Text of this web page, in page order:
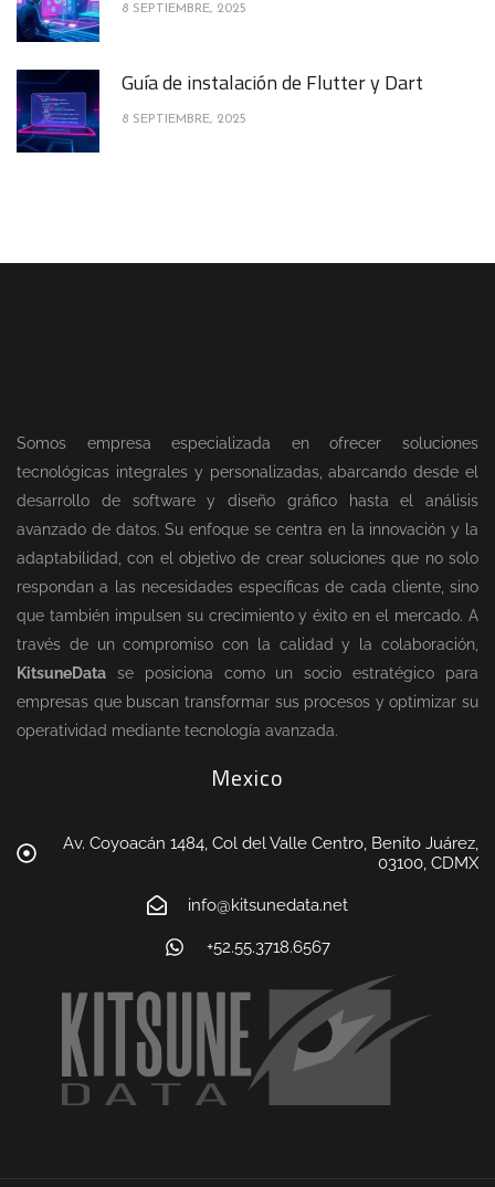
8 SEPTIEMBRE, 2025
Guía de instalación de Flutter y Dart
8 SEPTIEMBRE, 2025
Somos empresa especializada en ofrecer soluciones
tecnológicas integrales y personalizadas, abarcando desde el
desarrollo de software y diseño gráfico hasta el análisis
avanzado de datos. Su enfoque se centra en la innovación y la
adaptabilidad, con el objetivo de crear soluciones que no solo
respondan a las necesidades específicas de cada cliente, sino
que también impulsen su crecimiento y éxito en el mercado. A
través de un compromiso con la calidad y la colaboración,
KitsuneData se posiciona como un socio estratégico para
empresas que buscan transformar sus procesos y optimizar su
operatividad mediante tecnología avanzada.
Mexico
Av. Coyoacán 1484, Col del Valle Centro, Benito Juárez,
03100, CDMX
info@kitsunedata.net
+52.55.3718.6567